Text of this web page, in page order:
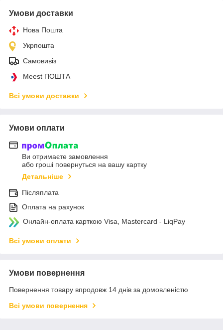
Умови доставки
Нова Пошта
Укрпошта
Самовивіз
Meest ПОШТА
Всі умови доставки
Умови оплати
Ви отримаєте замовлення
або гроші повернуться на вашу картку
Детальніше
Післяплата
Оплата на рахунок
Онлайн-оплата карткою Visa, Mastercard - LiqPay
Всі умови оплати
Умови повернення
Повернення товару впродовж 14 днів за домовленістю
Всі умови повернення